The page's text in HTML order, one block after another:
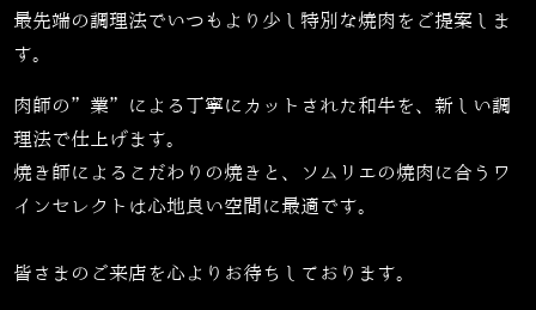
最先端の調理法でいつもより少し特別な焼肉をご提案しま
す。
肉師の”業”による丁寧にカットされた和牛を、新しい調
理法で仕上げます。
焼き師によるこだわりの焼きと、ソムリエの焼肉に合うワ
インセレクトは心地良い空間に最適です。
皆さまのご来店を心よりお待ちしております。